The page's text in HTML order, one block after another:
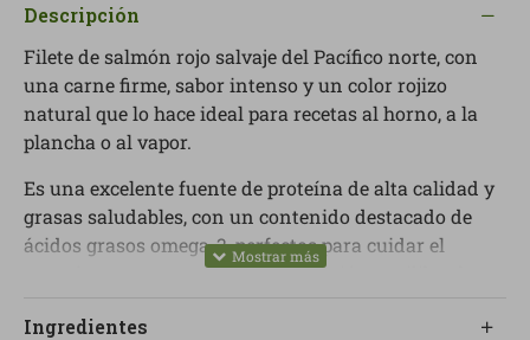
Descripción
Filete de salmón rojo salvaje del Pacífico norte, con
una carne firme, sabor intenso y un color rojizo
natural que lo hace ideal para recetas al horno, a la
plancha o al vapor.
Es una excelente fuente de proteína de alta calidad y
grasas saludables, con un contenido destacado de
ácidos grasos omega-3, perfectos para cuidar el
corazón y mantener una alimentación equilibrada.
Un producto sencillo, limpio y natural, pensado para
Ingredientes